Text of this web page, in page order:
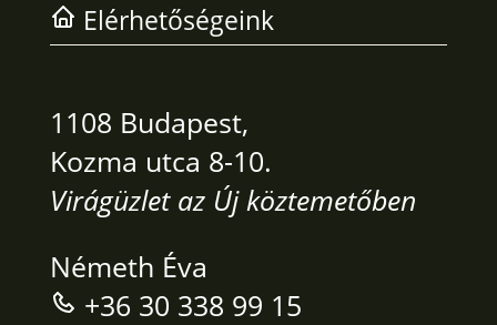
Elérhetőségeink
1108 Budapest,
Kozma utca 8-10.
Virágüzlet az Új köztemetőben
Németh Éva
+36 30 338 99 15